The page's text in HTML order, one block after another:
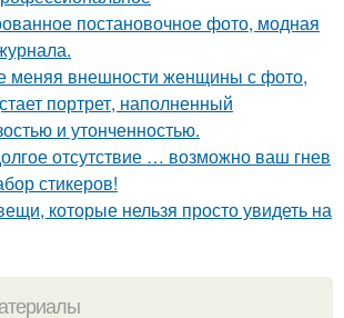
постановочное фото, модная
меняя внешности женщины с фото,
портрет, наполненный
и утонченностью.
отсутствие … возможно ваш гнев
стикеров!
которые нельзя просто увидеть на